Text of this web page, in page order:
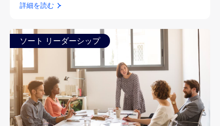
詳細を読む
ソート リーダーシップ